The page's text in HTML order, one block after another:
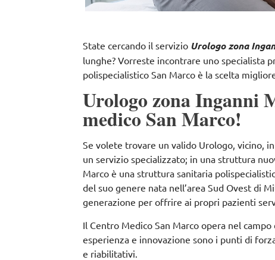
State cercando il servizio Urologo zona
lunghe? Vorreste incontrare uno specialista
polispecialistico San Marco è la scelta
Urologo zona Inganni
medico San Marco!
Se volete trovare un valido Urologo, vicino,
un servizio specializzato; in una struttura
Marco è una struttura sanitaria
del suo genere nata nell’area Sud Ovest di
generazione per offrire ai propri pazienti
Il Centro Medico San Marco opera nel
esperienza e innovazione sono i punti di
e riabilitativi.